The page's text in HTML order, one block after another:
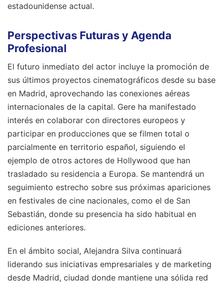
estadounidense actual.
Perspectivas Futuras y Agenda
Profesional
El futuro inmediato del actor incluye la promoción de
sus últimos proyectos cinematográficos desde su base
en Madrid, aprovechando las conexiones aéreas
internacionales de la capital. Gere ha manifestado
interés en colaborar con directores europeos y
participar en producciones que se filmen total o
parcialmente en territorio español, siguiendo el
ejemplo de otros actores de Hollywood que han
trasladado su residencia a Europa. Se mantendrá un
seguimiento estrecho sobre sus próximas apariciones
en festivales de cine nacionales, como el de San
Sebastián, donde su presencia ha sido habitual en
ediciones anteriores.
En el ámbito social, Alejandra Silva continuará
liderando sus iniciativas empresariales y de marketing
desde Madrid, ciudad donde mantiene una sólida red